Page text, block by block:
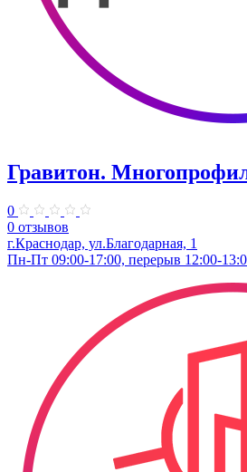
Гравитон.
0
0 отзывов
г.Краснодар, ул.Благодарная, 1
Пн-Пт 09:00-17:00, перерыв 12:00-